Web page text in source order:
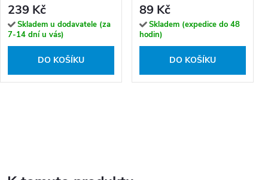
kartáčovaná
239 Kč
Skladem u dodavatele (za
7-14 dní u vás)
DO KOŠÍKU
89 Kč
Skladem (expedice do 48
hodin)
DO KOŠÍKU